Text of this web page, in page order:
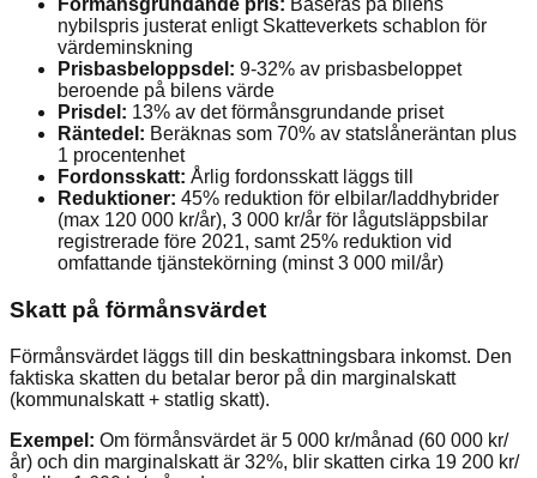
Förmånsgrundande pris: Baseras på bilens
nybilspris justerat enligt Skatteverkets schablon för
värdeminskning
Prisbasbeloppsdel: 9-32% av prisbasbeloppet
beroende på bilens värde
Prisdel: 13% av det förmånsgrundande priset
Räntedel: Beräknas som 70% av statslåneräntan plus
1 procentenhet
Fordonsskatt: Årlig fordonsskatt läggs till
Reduktioner: 45% reduktion för elbilar/laddhybrider
(max 120 000 kr/år), 3 000 kr/år för lågutsläppsbilar
registrerade före 2021, samt 25% reduktion vid
omfattande tjänstekörning (minst 3 000 mil/år)
Skatt på förmånsvärdet
Förmånsvärdet läggs till din beskattningsbara inkomst. Den
faktiska skatten du betalar beror på din marginalskatt
(kommunalskatt + statlig skatt).
Exempel: Om förmånsvärdet är 5 000 kr/månad (60 000 kr/
år) och din marginalskatt är 32%, blir skatten cirka 19 200 kr/